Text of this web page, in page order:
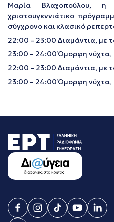
Μαρία Βλαχοπούλου,
χριστουγεννιάτικο
σύγχρονο και κλασικό
22:00 – 23:00 Διαμάντια, με
23:00 – 24:00 Όμορφη νύχτα,
22:00 – 23:00 Διαμάντια, με
23:00 – 24:00 Όμορφη νύχτα,